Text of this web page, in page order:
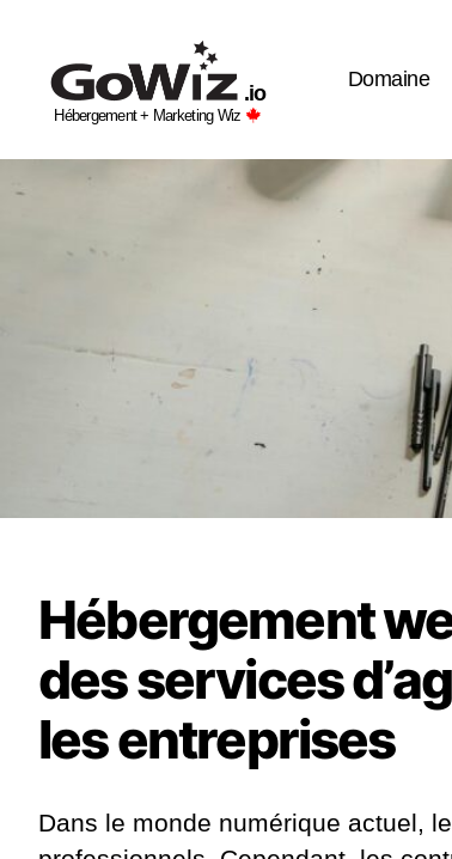
Hébergement
web
professionnels
du
.io
Hébergement + Marketing Wiz
Domaine
Hébergement
des services
les entreprises
Dans le monde numérique actuel,